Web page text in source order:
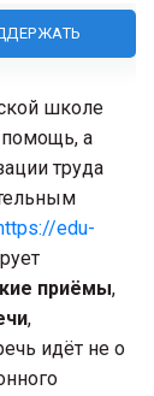
школе
помощь, а
труда
edu-
приёмы,
,
идёт не о